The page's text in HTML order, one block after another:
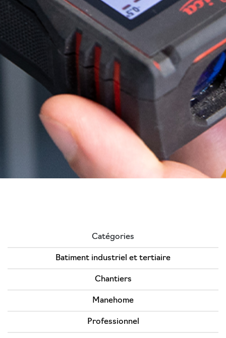
Catégories
Batiment industriel et tertiaire
Chantiers
Manehome
Professionnel